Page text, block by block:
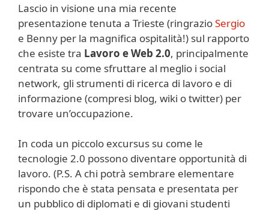
Lascio in visione una mia recente
presentazione tenuta a Trieste (ringrazioSergio
e Benny per la magnifica ospitalità!) sul rapporto
che esiste tra Lavoro e Web 2.0, principalmente
centrata su come sfruttare al meglio i social
network, gli strumenti di ricerca di lavoro e di
informazione (compresi blog, wiki o twitter) per
trovare un’occupazione.
In coda un piccolo excursus su come le
tecnologie 2.0 possono diventare opportunità di
lavoro. (P.S. A chi potrà sembrare elementare
rispondo che è stata pensata e presentata per
un pubblico di diplomati e di giovani studenti